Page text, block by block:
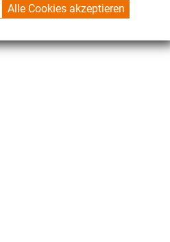
ACCESORIES AQUA MANAGEMENT
Alle Cookies akzeptieren